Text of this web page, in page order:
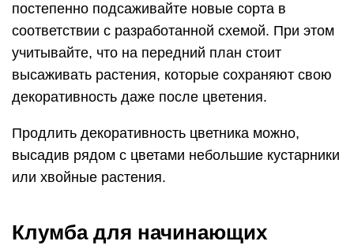
постепенно подсаживайте новые сорта в
соответствии с разработанной схемой. При этом
учитывайте, что на передний план стоит
высаживать растения, которые сохраняют свою
декоративность даже после цветения.
Продлить декоративность цветника можно,
высадив рядом с цветами небольшие кустарники
или хвойные растения.
Клумба для начинающих